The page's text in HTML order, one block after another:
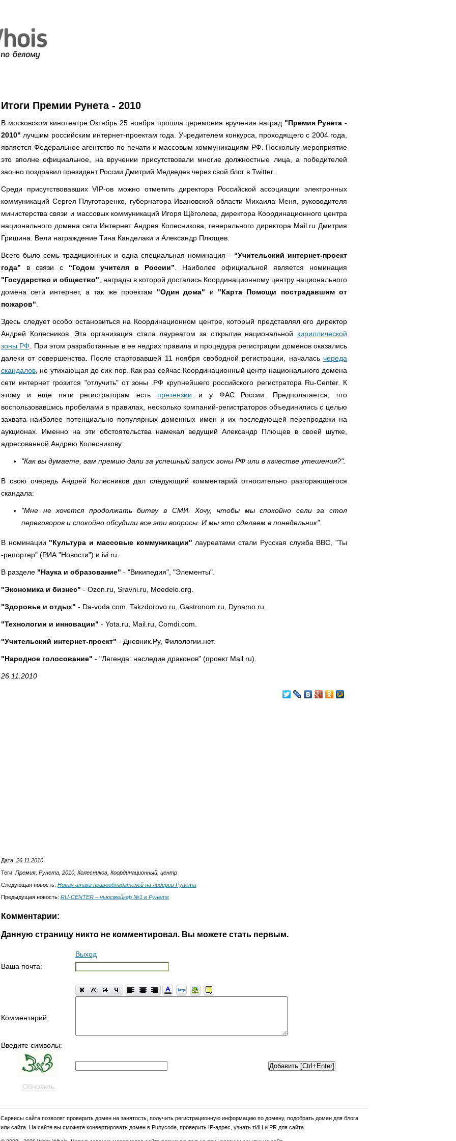
Итоги Премии Рунета - 2010
В московском кинотеатре Октябрь 25 ноября прошла церемония вручения наград "Премия Рунета -
2010" лучшим российским интернет-проектам года. Учредителем конкурса, проходящего с 2004 года,
является Федеральное агентство по печати и массовым коммуникациям РФ. Поскольку мероприятие
это вполне официальное, на вручении присутствовали многие должностные лица, а победителей
заочно поздравил президент России Дмитрий Медведев через свой блог в Twitter.
Среди присутствовавших VIP-ов можно отметить директора Российской ассоциации электронных
коммуникаций Сергея Плуготаренко, губернатора Ивановской области Михаила Меня, руководителя
министерства связи и массовых коммуникаций Игоря Щёголева, директора Координационного центра
национального домена сети Интернет Андрея Колесникова, генерального директора Mail.ru Дмитрия
Гришина. Вели награждение Тина Канделаки и Александр Плющев.
Всего было семь традиционных и одна специальная номинация - “Учительский интернет-проект
года” в связи с “Годом учителя в России” . Наиболее официальной является номинация
"Государство и общество" , награды в которой достались Координационному центру национального
домена сети интернет, а так же проектам "Один дома" и "Карта Помощи пострадавшим от
пожаров"
Здесь следует особо остановиться на Координационном центре, который представлял его директор
Андрей Колесников. Эта организация стала лауреатом за открытие национальной кириллической
зоны РФ . При этом разработанные в ее недрах правила и процедура регистрации доменов оказались
далеки от совершенства. После стартовавшей 11 ноября свободной регистрации, началась череда
скандалов , не утихающая до сих пор. Как раз сейчас Координационный центр национального домена
сети интернет грозится "отлучить" от зоны .РФ крупнейшего российского регистратора Ru-Center. К
этому и еще пяти регистраторам есть претензии и у ФАС России. Предполагается, что
воспользовавшись пробелами в правилах, несколько компаний-регистраторов объединились с целью
захвата наиболее потенциально популярных доменных имен и их последующей перепродажи на
аукционах. Именно на эти обстоятельства намекал ведущий Александр Плющев в своей шутке,
адресованной Андрею Колесникову:
"Как вы думаете, вам премию дали за успешный запуск зоны РФ или в качестве утешения?".
В свою очередь Андрей Колесников дал следующий комментарий относительно разгорающегося
скандала:
"Мне не хочется продолжать битву в СМИ. Хочу, чтобы мы спокойно сели за стол
переговоров и спокойно обсудили все эти вопросы. И мы это сделаем в понедельник".
В номинации "Культура и массовые коммуникации" лауреатами стали Русская служба BBC, "Ты
-репортер" (РИА "Новости") и ivi.ru.
В разделе "Наука и образование" - "Википедия", "Элементы".
"Экономика и бизнес" - Ozon.ru, Sravni.ru, Moedelo.org.
"Здоровье и отдых" - Da-voda.com, Takzdorovo.ru, Gastronom.ru, Dynamo.ru.
"Технологии и инновации" - Yota.ru, Mail.ru, Comdi.com.
"Учительский интернет-проект" - Дневник.Ру, Филологии.нет.
"Народное голосование" - "Легенда: наследие драконов" (проект Mail.ru).
26.11.2010
Дата: 26.11.2010
Теги: Премия, Рунета, 2010, Колесников, Координационный, центр
Следующая новость: Новая атака правообладателей на лидеров Рунета
Предыдущая новость: RU-CENTER – ньюсмейкер №1 в Рунете
Комментарии:
Данную страницу никто не комментировал. Вы можете стать первым.
Выход
Ваша почта:
Комментарий:
Введите символы:
Обновить
Cервиcы сайта позволят проверить домен на занятость, получить регистрационную информацию по домену, подобрать домен для блога
или сайта. На сайте вы сможете конвертировать домен в Punycode, проверить IP-адрес, узнать тИЦ и PR для сайта.